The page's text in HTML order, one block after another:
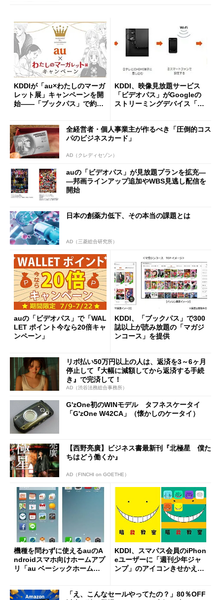
KDDIが「au×わたしのマーガ
レット展」キャンペーンを開
始――「ブックパス」で約60
KDDI、映像見放題サービス
「ビデオパス」がGoogleの
ストリーミングデバイス「Ch
全経営者・個人事業主が作るべき「圧倒的コス
パのビジネスカード」
AD（クレディセゾン）
auの「ビデオパス」が見放題プランを拡充―
―邦画ラインアップ追加やWBS見逃し配信を
開始
日本の創薬力低下、その本当の課題とは
AD（三菱総合研究所）
auの「ビデオパス」で「WAL
LET ポイント今なら20倍キャ
ンペーン」
KDDI、「ブックパス」で300
誌以上が読み放題の「マガジ
ンコース」を提供
リボ払い50万円以上の人は、返済を3～6ヶ月
停止して『大幅に減額してから返済する手続
き』で完済して！
AD（渋谷法務総合事務所）
G'zOne初のWINモデル タフネスケータイ
「G'zOne W42CA」（懐かしのケータイ）
【西野亮廣】ビジネス書最新刊『北極星 僕た
ちはどう働くか』
AD（FINCHI on GOETHE）
機種を問わずに使えるauのA
ndroidスマホ向けホームアプ
リ「au ベーシックホーム」
KDDI、スマパス会員のiPhon
eユーザーに「週刊少年ジャ
ンプ」のアイコンきせかえを
「え、こんなセールやってたの？」80％OFF